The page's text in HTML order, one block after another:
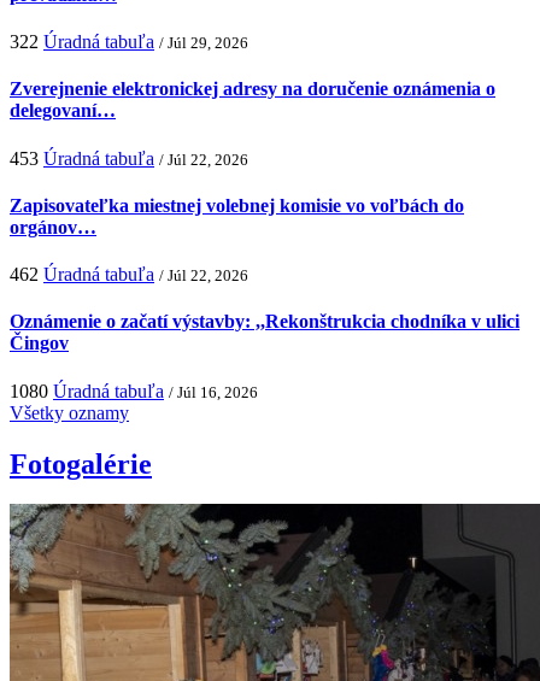
322 Úradná tabuľa / Júl 29, 2026
Zverejnenie elektronickej adresy na doručenie oznámenia o
delegovaní…
453 Úradná tabuľa / Júl 22, 2026
Zapisovateľka miestnej volebnej komisie vo voľbách do
orgánov…
462 Úradná tabuľa / Júl 22, 2026
Oznámenie o začatí výstavby: ,,Rekonštrukcia chodníka v ulici
Čingov
1080 Úradná tabuľa / Júl 16, 2026
Všetky oznamy
Fotogalérie